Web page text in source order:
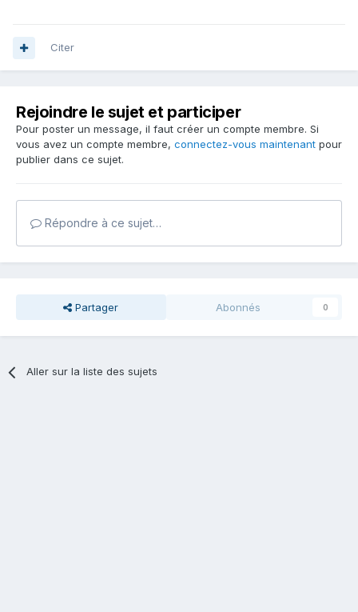
Citer
Rejoindre le sujet et participer
Pour poster un message, il faut créer un compte membre. Si
vous avez un compte membre, connectez-vous maintenant pour
publier dans ce sujet.
Répondre à ce sujet…
Partager Abonnés 0
Aller sur la liste des sujets